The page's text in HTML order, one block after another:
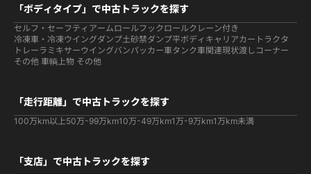
「ボディタイプ」で中古トラックを探す
セルフ・セーフティ アームロールフックロールクレーン付き
冷凍車・冷凍ウイングダンプ土砂禁ダンプ平ボディ キャリアカー トラクタ
トレーラ ミキサーウイングバンパッカー車タンク車関連現状渡しコーナー
その他 車輌上物 その他
「走行距離」で中古トラックを探す
100万km以上50万-99万km10万-49万km1万-9万km1万km未満
「支店」で中古トラックを探す